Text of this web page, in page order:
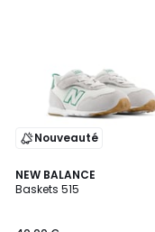
Nouveauté
NEW BALANCE
Baskets 515